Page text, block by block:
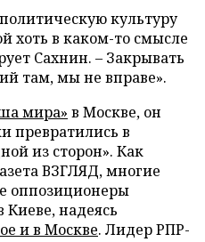
культуру
хоть в каком-то смысле
Сахнин. – Закрывать
там, мы не вправе».
мира» в Москве, он
превратились в
из сторон». Как
ВЗГЛЯД, многие
оппозиционеры
надеясь
и в Москве. Лидер РПР-